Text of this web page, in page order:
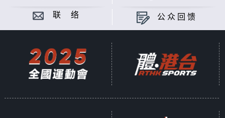
联 络 公众回馈